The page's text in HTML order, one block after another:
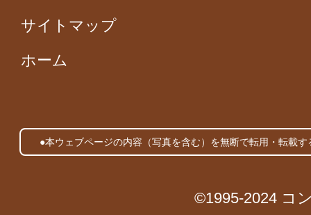
サイトマップ
ホーム
●本ウェブページの内容（写真を含む）を無断で転用・転載
©1995-2024 コ